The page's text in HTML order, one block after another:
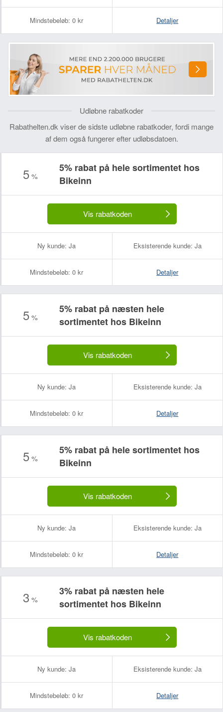
Mindstebeløb: 0 kr Detaljer
Udløbne rabatkoder
Rabathelten.dk viser de sidste udløbne rabatkoder, fordi mange
af dem også fungerer efter udløbsdatoen.
5%
5% rabat på hele sortimentet hos
Bikeinn
Vis rabatkoden
Ny kunde: Ja Eksisterende kunde: Ja
Mindstebeløb: 0 kr Detaljer
5%
5% rabat på næsten hele
sortimentet hos Bikeinn
Vis rabatkoden
Ny kunde: Ja Eksisterende kunde: Ja
Mindstebeløb: 0 kr Detaljer
5%
5% rabat på hele sortimentet hos
Bikeinn
Vis rabatkoden
Ny kunde: Ja Eksisterende kunde: Ja
Mindstebeløb: 0 kr Detaljer
3 %
3% rabat på næsten hele
sortimentet hos Bikeinn
Vis rabatkoden
Ny kunde: Ja Eksisterende kunde: Ja
Mindstebeløb: 0 kr Detaljer